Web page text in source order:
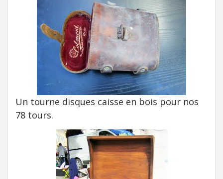
Un tourne disques caisse en bois pour nos
78 tours.